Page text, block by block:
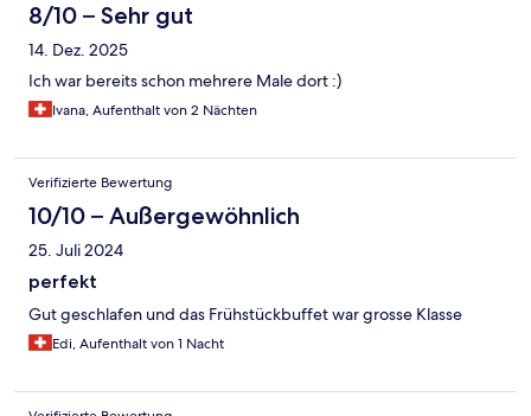
8/10 – Sehr gut
14. Dez. 2025
Ich war bereits schon mehrere Male dort :)
Ivana, Aufenthalt von 2 Nächten
Verifizierte Bewertung
10/10 – Außergewöhnlich
25. Juli 2024
perfekt
Gut geschlafen und das Frühstückbuffet war grosse Klasse
Edi, Aufenthalt von 1 Nacht